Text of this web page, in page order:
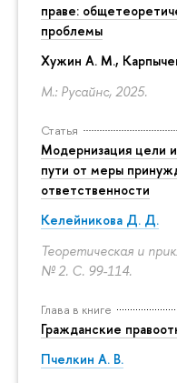
праве:
проблемы
Хужин А. М.,
М.: Русайнс, 2025.
Статья
Модернизация цели
пути от меры
ответственности
Келейникова Д. Д.
Теоретическая и
№ 2. С. 99-114.
Глава в книге
Гражданские
Пчелкин А. В.